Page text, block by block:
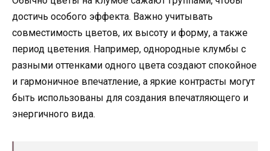
достичь особого эффекта. Важно учитывать
совместимость цветов, их высоту и форму, а также
период цветения. Например, однородные клумбы с
разными оттенками одного цвета создают спокойное
и гармоничное впечатление, а яркие контрасты могут
быть использованы для создания впечатляющего и
энергичного вида.